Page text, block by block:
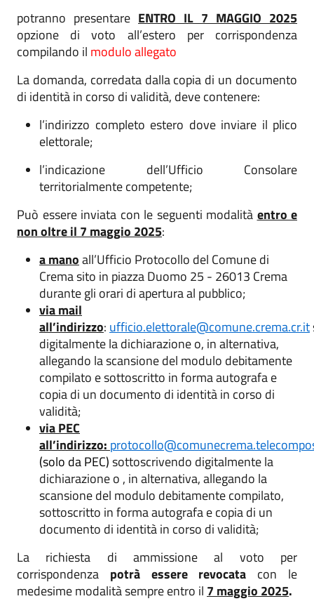
potranno presentare ENTRO IL 7 MAGGIO 2025
opzione di voto all’estero per corrispondenza
compilando il modulo allegato
La domanda, corredata dalla copia di un documento
di identità in corso di validità, deve contenere:
l’indirizzo completo estero dove inviare il plico
elettorale;
l’indicazione dell’Ufficio Consolare
territorialmente competente;
Può essere inviata con le seguenti modalità entro e
non oltre il 7 maggio 2025:
a manoall’Ufficio Protocollo del Comune di
Crema sito in piazza Duomo 25 - 26013 Crema
durante gli orari di apertura al pubblico;
via mail
all’indirizzo: ufficio.elettorale@comune.crema.cr.it
digitalmente la dichiarazione o, in alternativa,
allegando la scansione del modulo debitamente
compilato e sottoscritto in forma autografa e
copia di un documento di identità in corso di
validità;
via PEC
all’indirizzo:
(solo da PEC)sottoscrivendo digitalmente la
dichiarazione o , in alternativa, allegando la
scansione del modulo debitamente compilato,
sottoscritto in forma autografa e copia di un
documento di identità in corso di validità;
La richiesta di ammissione al voto per
corrispondenza potrà essere revocata con le
medesime modalità sempre entro il 7 maggio 2025.